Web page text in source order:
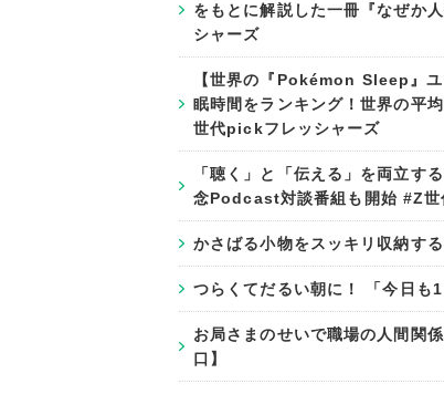
をもとに解説した一冊『なぜか
シャーズ
【世界の『Pokémon Sleep』
眠時間をランキング！世界の平
世代pickフレッシャーズ
「聴く」と「伝える」を両立す
念Podcast対談番組も開始 #Z
かさばる小物をスッキリ収納す
つらくてだるい朝に！ 「今日も
お局さまのせいで職場の人間関
口】